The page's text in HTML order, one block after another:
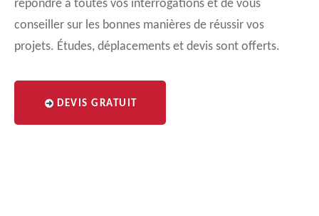
répondre à toutes vos interrogations et de vous
conseiller sur les bonnes manières de réussir vos
projets. Études, déplacements et devis sont offerts.
DEVIS GRATUIT